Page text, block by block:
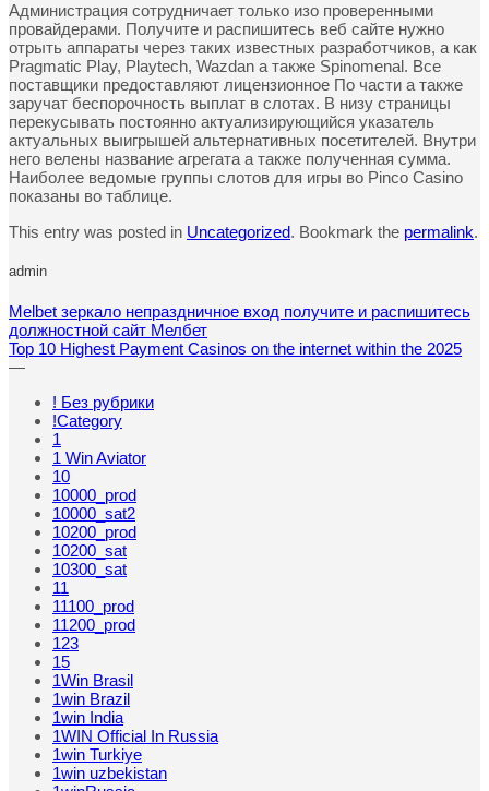
Администрация сотрудничает только изо проверенными
провайдерами. Получите и распишитесь веб сайте нужно
отрыть аппараты через таких известных разработчиков, а как
Pragmatic Play, Playtech, Wazdan а также Spinomenal. Все
поставщики предоставляют лицензионное По части а также
заручат беспорочность выплат в слотах. В низу страницы
перекусывать постоянно актуализирующийся указатель
актуальных выигрышей альтернативных посетителей. Внутри
него велены название агрегата а также полученная сумма.
Наиболее ведомые группы слотов для игры во Pinco Casino
показаны во таблице.
This entry was posted in Uncategorized. Bookmark the permalink.
admin
Melbet зеркало непраздничное вход получите и распишитесь
должностной сайт Мелбет
Top 10 Highest Payment Casinos on the internet within the 2025
—
! Без рубрики
!Category
1
1 Win Aviator
10
10000_prod
10000_sat2
10200_prod
10200_sat
10300_sat
11
11100_prod
11200_prod
123
15
1Win Brasil
1win Brazil
1win India
1WIN Official In Russia
1win Turkiye
1win uzbekistan